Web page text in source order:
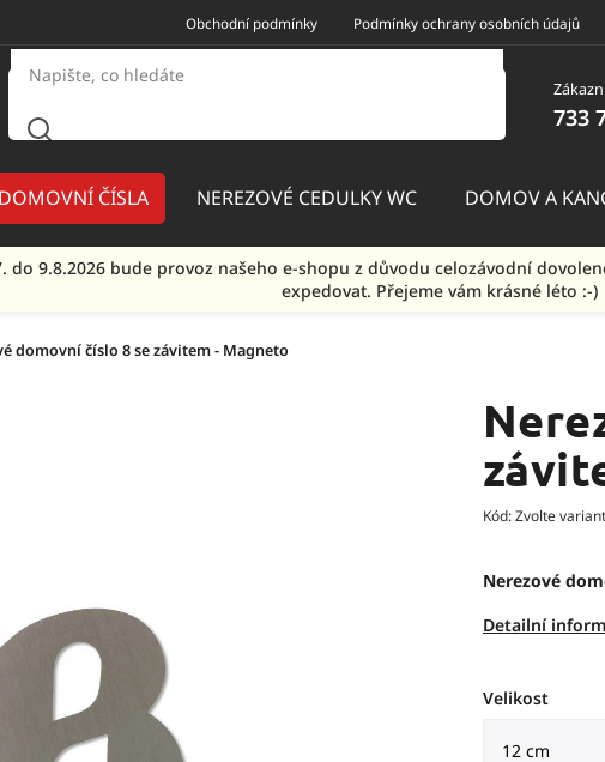
Obchodní podmínky Podmínky ochrany osobních údajů
733
DOMOVNÍ ČÍSLA NEREZOVÉ CEDULKY WC DOMOV A
do 9.8.2026 bude provoz našeho e-shopu z důvodu celozávodní
expedovat. Přejeme vám krásné léto :-)
domovní číslo 8 se závitem - Magneto
Kód:Zvolte
Nerezové
Detailní
Velikost